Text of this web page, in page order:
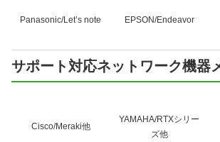
Panasonic/Let’s note EPSON/Endeavor
サポート対応ネットワーク機器
Cisco/Meraki他
YAMAHA/RTXシリー
ズ他